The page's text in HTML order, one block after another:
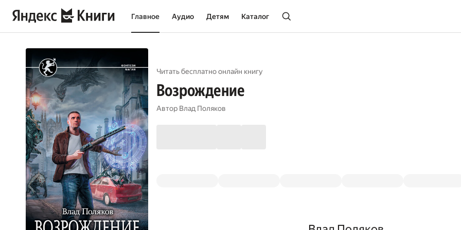
Главное Аудио Детям Каталог
Читать бесплатно онлайн книгу
Возрождение
Автор Влад Поляков